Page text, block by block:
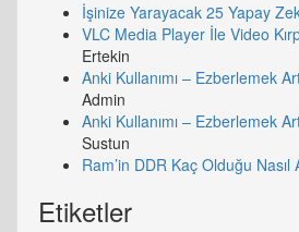
İşinize Yarayacak 25 Yapay
VLC Media Player İle Video
Ertekin
Anki Kullanımı – Ezberlemek
Admin
Anki Kullanımı – Ezberlemek
Sustun
Ram’in DDR Kaç Olduğu Nasıl
Etiketler